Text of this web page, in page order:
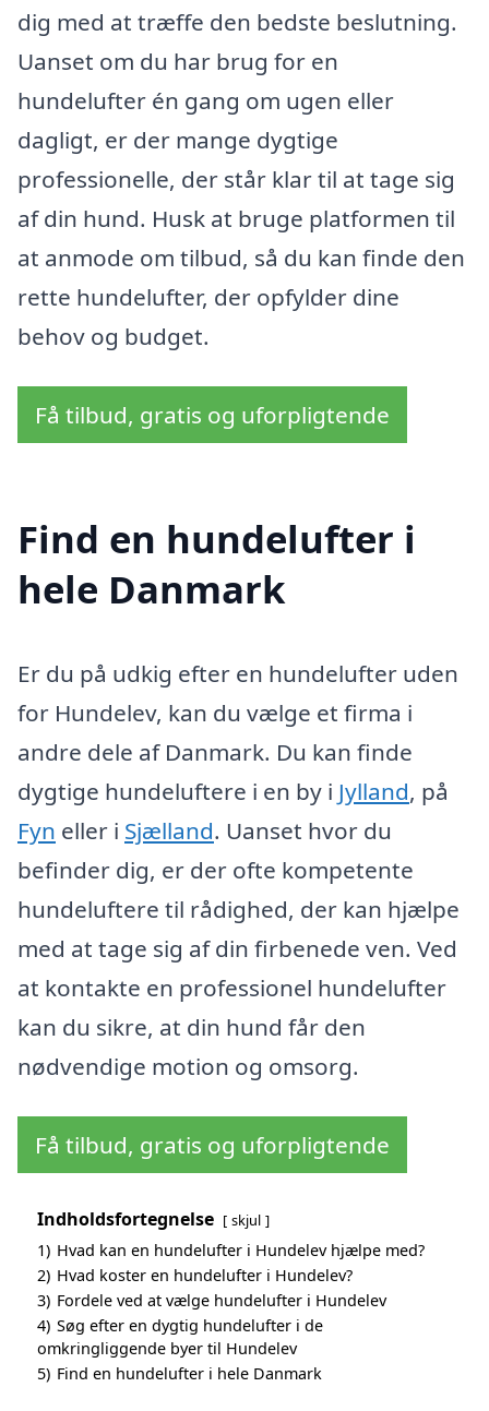
dig med at træffe den bedste beslutning.
Uanset om du har brug for en
hundelufter én gang om ugen eller
dagligt, er der mange dygtige
professionelle, der står klar til at tage sig
af din hund. Husk at bruge platformen til
at anmode om tilbud, så du kan finde den
rette hundelufter, der opfylder dine
behov og budget.
Få tilbud, gratis og uforpligtende
Find en hundelufter i
hele Danmark
Er du på udkig efter en hundelufter uden
for Hundelev, kan du vælge et firma i
andre dele af Danmark. Du kan finde
dygtige hundeluftere i en by i Jylland, på
Fyn eller i Sjælland. Uanset hvor du
befinder dig, er der ofte kompetente
hundeluftere til rådighed, der kan hjælpe
med at tage sig af din firbenede ven. Ved
at kontakte en professionel hundelufter
kan du sikre, at din hund får den
nødvendige motion og omsorg.
Få tilbud, gratis og uforpligtende
Indholdsfortegnelse skjul
1) Hvad kan en hundelufter i Hundelev hjælpe med?
2) Hvad koster en hundelufter i Hundelev?
3) Fordele ved at vælge hundelufter i Hundelev
4) Søg efter en dygtig hundelufter i de
omkringliggende byer til Hundelev
5) Find en hundelufter i hele Danmark